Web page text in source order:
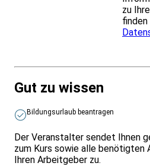
zu
finden
Gut zu wissen
Bildungsurlaub beantragen
Der Veranstalter sendet Ihnen
zum Kurs sowie alle benötigten
Ihren Arbeitgeber zu.